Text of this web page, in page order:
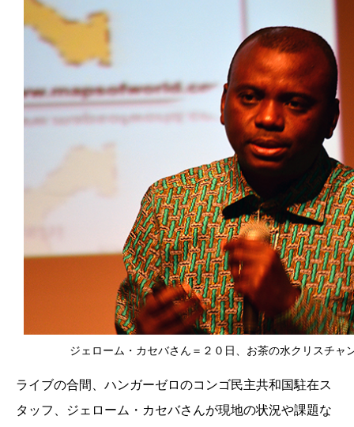
ジェローム・カセバさん＝２０日、お茶の水クリスチャ
ライブの合間、ハンガーゼロのコンゴ民主共和国駐在ス
タッフ、ジェローム・カセバさんが現地の状況や課題な